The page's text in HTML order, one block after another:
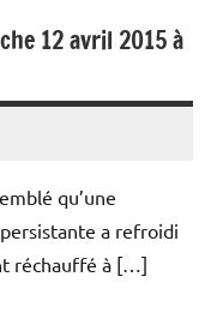
12 avril 2015 à
qu’une
a refroidi
réchauffé à […]